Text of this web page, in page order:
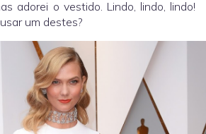
adorei o vestido. Lindo, lindo, lindo!
um destes?